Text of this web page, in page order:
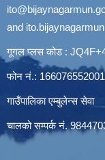
and
गूगल प्लस कोड :
फोन नं.: 166076552001
गाउँपालिका एम्बुलेन्स सेवा
चालको सम्पर्क नं.